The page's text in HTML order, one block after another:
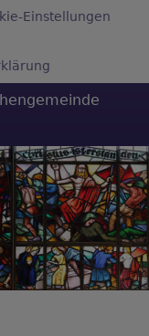
Einstellungen